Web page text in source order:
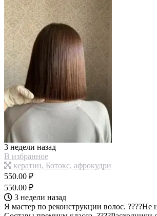
3 недели назад
В избранное
кератин, Ботокс, афрокудри
550.00 ₽
550.00 ₽
3 недели назад
Я мастер по реконструкции волос. ????Не